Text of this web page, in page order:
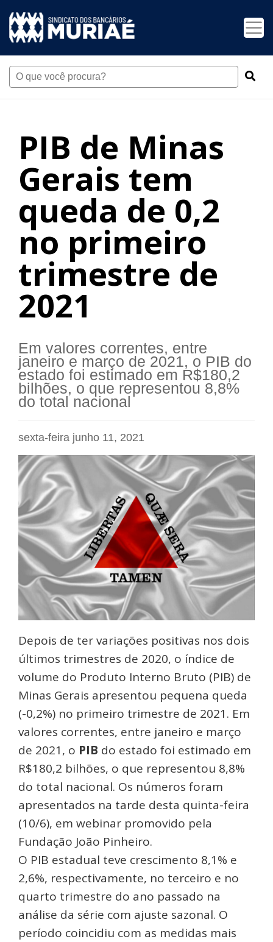
PIB de Minas
Gerais tem
queda de 0,2
no primeiro
trimestre de
2021
Em valores correntes, entre
janeiro e março de 2021, o PIB do
estado foi estimado em R$180,2
bilhões, o que representou 8,8%
do total nacional
sexta-feira junho 11, 2021
Depois de ter variações positivas nos dois
últimos trimestres de 2020, o índice de
volume do Produto Interno Bruto (PIB) de
Minas Gerais apresentou pequena queda
(-0,2%) no primeiro trimestre de 2021. Em
valores correntes, entre janeiro e março
de 2021, o PIB do estado foi estimado em
R$180,2 bilhões, o que representou 8,8%
do total nacional. Os números foram
apresentados na tarde desta quinta-feira
(10/6), em webinar promovido pela
Fundação João Pinheiro.
O PIB estadual teve crescimento 8,1% e
2,6%, respectivamente, no terceiro e no
quarto trimestre do ano passado na
análise da série com ajuste sazonal. O
período coincidiu com as medidas mais